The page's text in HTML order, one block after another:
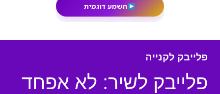
השמע דוגמית
פלייבק לקנייה
פלייבק לשיר: לא אפחד